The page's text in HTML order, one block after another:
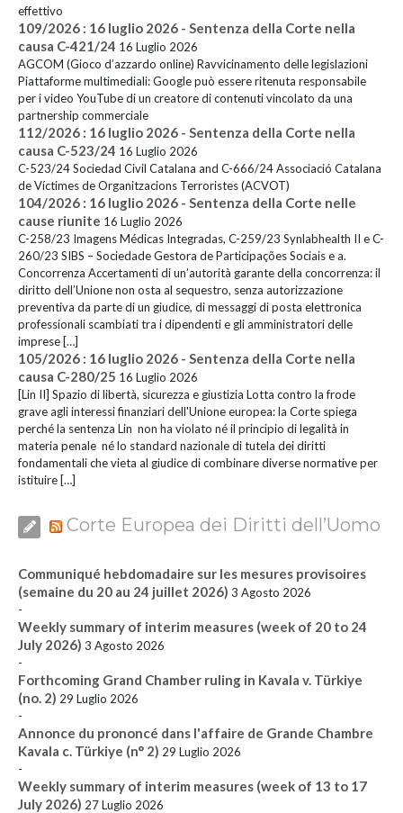
effettivo
109/2026 : 16 luglio 2026 - Sentenza della Corte nella
causa C-421/24 16 Luglio 2026
AGCOM (Gioco d’azzardo online) Ravvicinamento delle legislazioni
Piattaforme multimediali: Google può essere ritenuta responsabile
per i video YouTube di un creatore di contenuti vincolato da una
partnership commerciale
112/2026 : 16 luglio 2026 - Sentenza della Corte nella
causa C-523/24 16 Luglio 2026
C-523/24 Sociedad Civil Catalana and C-666/24 Associació Catalana
de Víctimes de Organitzacions Terroristes (ACVOT)
104/2026 : 16 luglio 2026 - Sentenza della Corte nelle
cause riunite 16 Luglio 2026
C-258/23 Imagens Médicas Integradas, C-259/23 Synlabhealth II e C-
260/23 SIBS – Sociedade Gestora de Participações Sociais e a.
Concorrenza Accertamenti di un’autorità garante della concorrenza: il
diritto dell’Unione non osta al sequestro, senza autorizzazione
preventiva da parte di un giudice, di messaggi di posta elettronica
professionali scambiati tra i dipendenti e gli amministratori delle
imprese […]
105/2026 : 16 luglio 2026 - Sentenza della Corte nella
causa C-280/25 16 Luglio 2026
[Lin II] Spazio di libertà, sicurezza e giustizia Lotta contro la frode
grave agli interessi finanziari dell'Unione europea: la Corte spiega
perché la sentenza Lin non ha violato né il principio di legalità in
materia penale né lo standard nazionale di tutela dei diritti
fondamentali che vieta al giudice di combinare diverse normative per
istituire […]
Corte Europea dei Diritti dell’Uomo
Communiqué hebdomadaire sur les mesures provisoires
(semaine du 20 au 24 juillet 2026) 3 Agosto 2026
-
Weekly summary of interim measures (week of 20 to 24
July 2026) 3 Agosto 2026
-
Forthcoming Grand Chamber ruling in Kavala v. Türkiye
(no. 2) 29 Luglio 2026
-
Annonce du prononcé dans l'affaire de Grande Chambre
Kavala c. Türkiye (n° 2) 29 Luglio 2026
-
Weekly summary of interim measures (week of 13 to 17
July 2026) 27 Luglio 2026